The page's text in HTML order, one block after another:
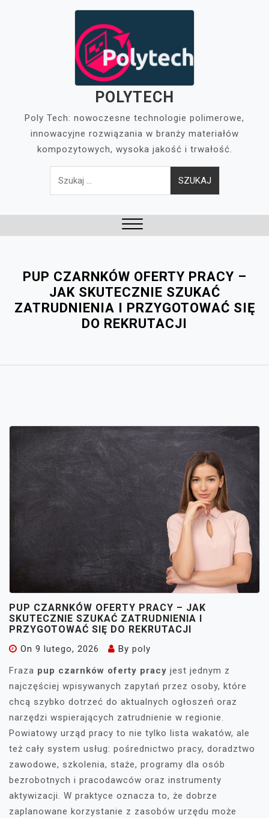
POLYTECH
Poly Tech: nowoczesne technologie polimerowe,
innowacyjne rozwiązania w branży materiałów
kompozytowych, wysoka jakość i trwałość.
Szukaj:
PUP CZARNKÓW OFERTY PRACY –
JAK SKUTECZNIE SZUKAĆ
ZATRUDNIENIA I PRZYGOTOWAĆ SIĘ
DO REKRUTACJI
PUP CZARNKÓW OFERTY PRACY – JAK
SKUTECZNIE SZUKAĆ ZATRUDNIENIA I
PRZYGOTOWAĆ SIĘ DO REKRUTACJI
On 9 lutego, 2026 By poly
Fraza pup czarnków oferty pracy jest jednym z
najczęściej wpisywanych zapytań przez osoby, które
chcą szybko dotrzeć do aktualnych ogłoszeń oraz
narzędzi wspierających zatrudnienie w regionie.
Powiatowy urząd pracy to nie tylko lista wakatów, ale
też cały system usług: pośrednictwo pracy, doradztwo
zawodowe, szkolenia, staże, programy dla osób
bezrobotnych i pracodawców oraz instrumenty
aktywizacji. W praktyce oznacza to, że dobrze
zaplanowane korzystanie z zasobów urzędu może